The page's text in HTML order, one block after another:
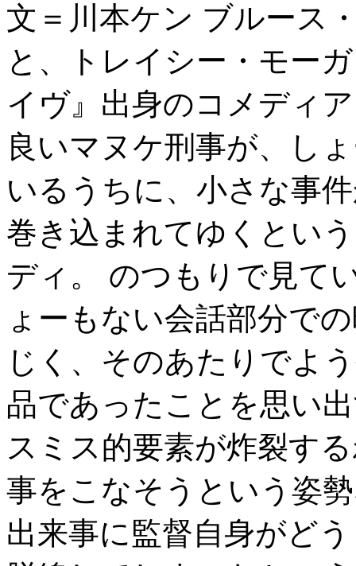
文＝川本ケン ブルース
と、トレイシー・モー
イヴ』出身のコメディ
良いマヌケ刑事が、し
いるうちに、小さな事
巻き込まれてゆくとい
ディ。 のつもりで見て
ょーもない会話部分で
じく、そのあたりでよ
品であったことを思い
スミス的要素が炸裂す
事をこなそうという姿
出来事に監督自身がど